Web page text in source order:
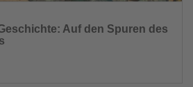
Auf den Spuren des